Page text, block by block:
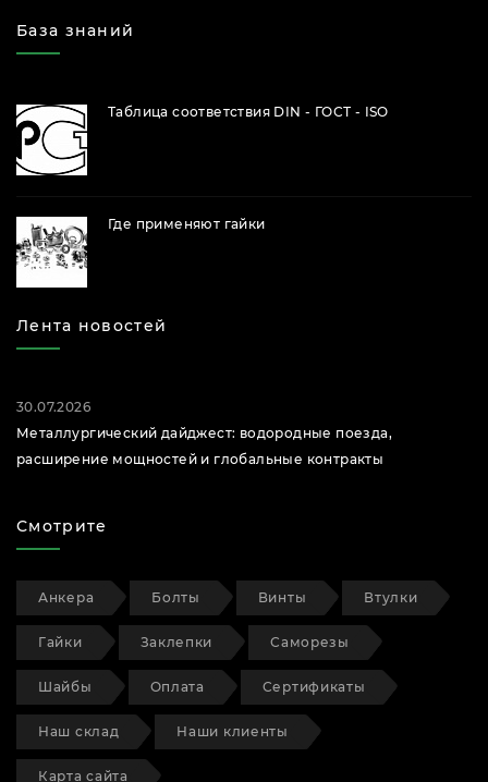
База знаний
Таблица соответствия DIN - ГОСТ - ISO
Где применяют гайки
Лента новостей
30.07.2026
Металлургический дайджест: водородные поезда,
расширение мощностей и глобальные контракты
Смотрите
Анкера Болты Винты Втулки
Гайки Заклепки Саморезы
Шайбы Оплата Сертификаты
Наш склад Наши клиенты
Карта сайта